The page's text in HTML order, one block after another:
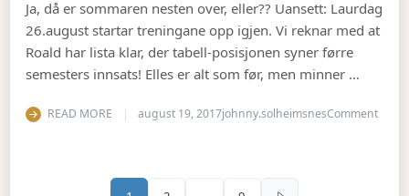
Ja, då er sommaren nesten over, eller?? Uansett: Laurdag
26.august startar treningane opp igjen. Vi reknar med at
Roald har lista klar, der tabell-posisjonen syner førre
semesters innsats! Elles er alt som før, men minner …
READ MORE august 19, 2017johnny.solheimsnesCommenton